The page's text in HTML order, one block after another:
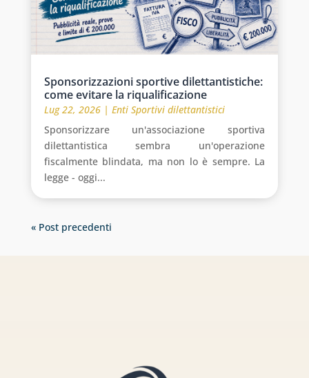
Sponsorizzazioni sportive dilettantistiche:
come evitare la riqualificazione
Lug 22, 2026| Enti Sportivi dilettantistici
Sponsorizzare un'associazione sportiva
dilettantistica sembra un'operazione
fiscalmente blindata, ma non lo è sempre. La
legge - oggi...
« Post precedenti